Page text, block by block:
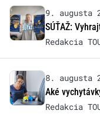
9. augusta
SÚŤAŽ:
Redakcia
8. augusta
Aké
Redakcia